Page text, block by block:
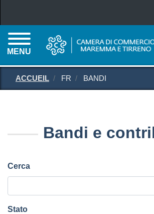
MENU
ACCUEIL FR BANDI
Bandi e
Cerca
Stato